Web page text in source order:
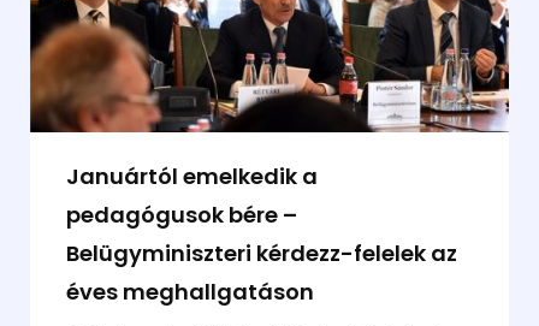
Januártól emelkedik a
pedagógusok bére –
Belügyminiszteri kérdezz-felelek az
éves meghallgatáson